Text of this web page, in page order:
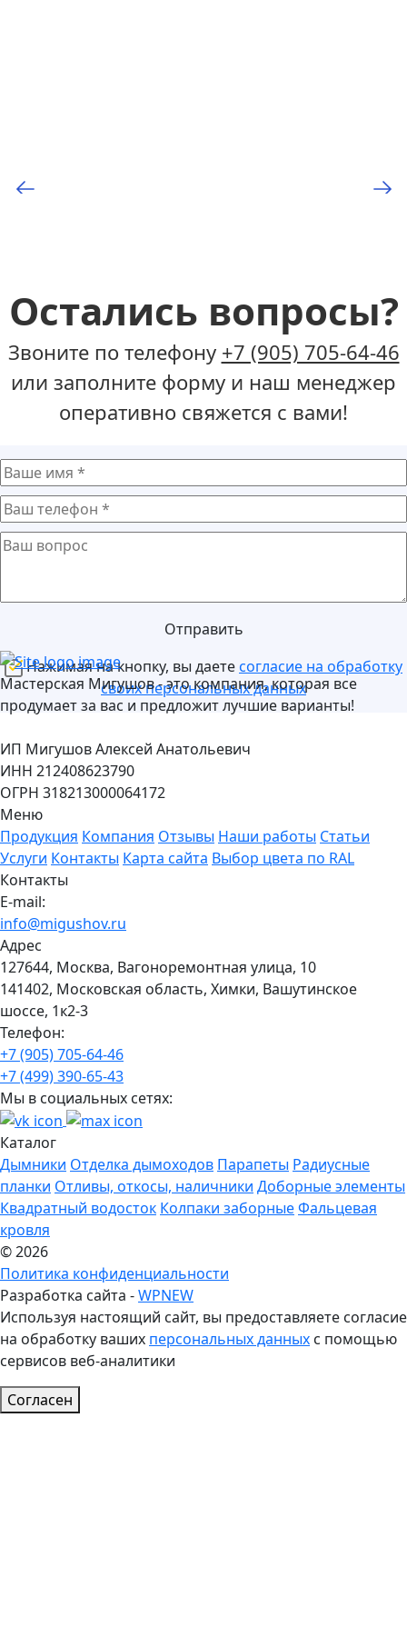
Остались вопросы?
Звоните по телефону +7 (905) 705-64-46
или заполните форму и наш менеджер
оперативно свяжется с вами!
Отправить
Нажимая на кнопку, вы даетесогласие на обработку
своих персональных данных
Мастерская Мигушов - это компания, которая все
продумает за вас и предложит лучшие варианты!
ИП Мигушов Алексей Анатольевич
ИНН 212408623790
ОГРН 318213000064172
Меню
Продукция Компания Отзывы Наши работы Статьи
Услуги Контакты Карта сайта Выбор цвета по RAL
Контакты
E-mail:
info@migushov.ru
Адрес
127644, Москва, Вагоноремонтная улица, 10
141402, Московская область, Химки, Вашутинское
шоссе, 1к2-3
Телефон:
+7 (905) 705-64-46
+7 (499) 390-65-43
Мы в социальных сетях:
Каталог
Дымники Отделка дымоходов Парапеты Радиусные
планки Отливы, откосы, наличники Доборные элементы
Квадратный водосток Колпаки заборныеФальцевая
кровля
© 2026
Политика конфиденциальности
Разработка сайта -WPNEW
Используя настоящий сайт, вы предоставляете согласие
на обработку ваших персональных данных с помощью
сервисов веб-аналитики
Согласен